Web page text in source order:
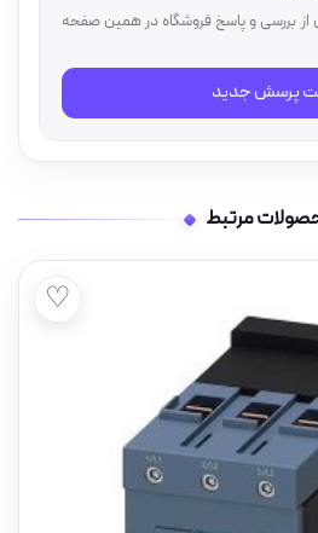
بررسی و پاسخ فروشگاه در همین صفحه
پرسش جدید
مرتبط
♡